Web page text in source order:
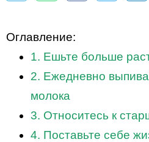
Оглавление:
1. Ешьте больше
2. Ежедневно
молока
3. Относитесь к
4. Поставьте себе